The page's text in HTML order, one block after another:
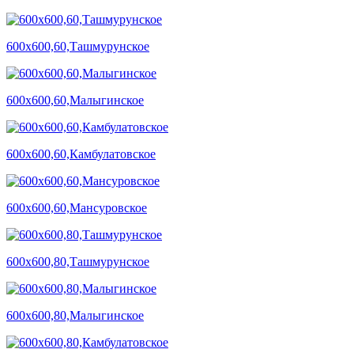
600х600,60,Ташмурунское
600х600,60,Малыгинское
600х600,60,Камбулатовское
600х600,60,Мансуровское
600х600,80,Ташмурунское
600х600,80,Малыгинское